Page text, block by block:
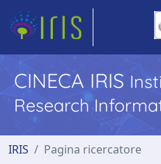
CINECA IRIS
Research
IRIS Pagina ricercatore